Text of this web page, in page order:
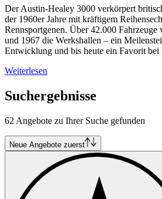
Der Austin-Healey 3000 verkörpert
der 1960er Jahre mit kräftigem
Rennsportgenen. Über 42.000
und 1967 die Werkshallen – ein
Entwicklung und bis heute ein Favorit bei
Weiterlesen
Suchergebnisse
62 Angebote zu Ihrer Suche gefunden
Neue Angebote zuerst